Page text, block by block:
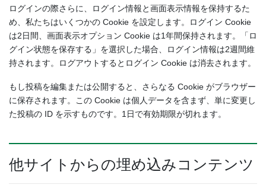
ログインの際さらに、ログイン情報と画面表示情報を保持するた
め、私たちはいくつかの Cookie を設定します。ログイン Cookie
は2日間、画面表示オプション Cookie は1年間保持されます。「ロ
グイン状態を保存する」を選択した場合、ログイン情報は2週間維
持されます。ログアウトするとログイン Cookie は消去されます。
もし投稿を編集または公開すると、さらなる Cookie がブラウザー
に保存されます。この Cookie は個人データを含まず、単に変更し
た投稿の ID を示すものです。1日で有効期限が切れます。
他サイトからの埋め込みコンテンツ